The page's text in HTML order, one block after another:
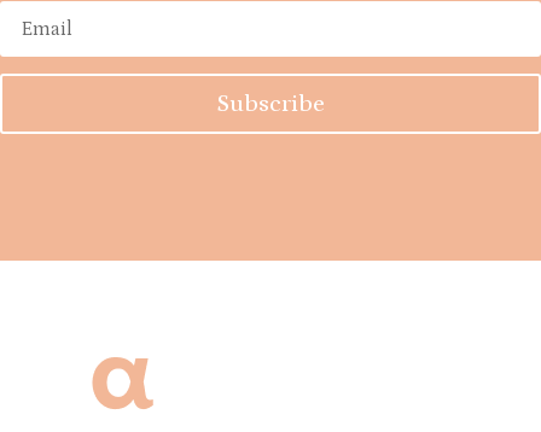
Subscribe